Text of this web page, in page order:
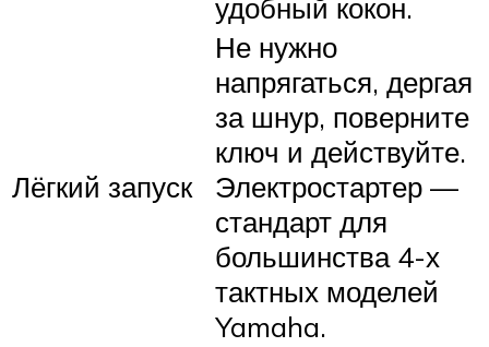
удобный кокон.
Лёгкий запуск
Не нужно
напрягаться, дергая
за шнур, поверните
ключ и действуйте.
Электростартер —
стандарт для
большинства 4-х
тактных моделей
Yamaha.